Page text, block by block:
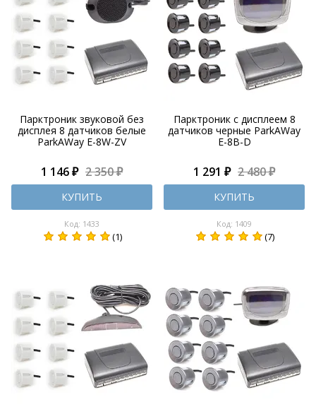
Парктроник звуковой без
дисплея 8 датчиков белые
ParkAWay E-8W-ZV
1 146 ₽ 2 350 ₽
КУПИТЬ
Код: 1433
(1)
Парктроник с дисплеем 8
датчиков черные ParkAWay
E-8B-D
1 291 ₽ 2 480 ₽
КУПИТЬ
Код: 1409
(7)